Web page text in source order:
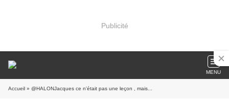
Publicité
MENU
Accueil » @HALONJacques ce n'était pas une leçon , mais...